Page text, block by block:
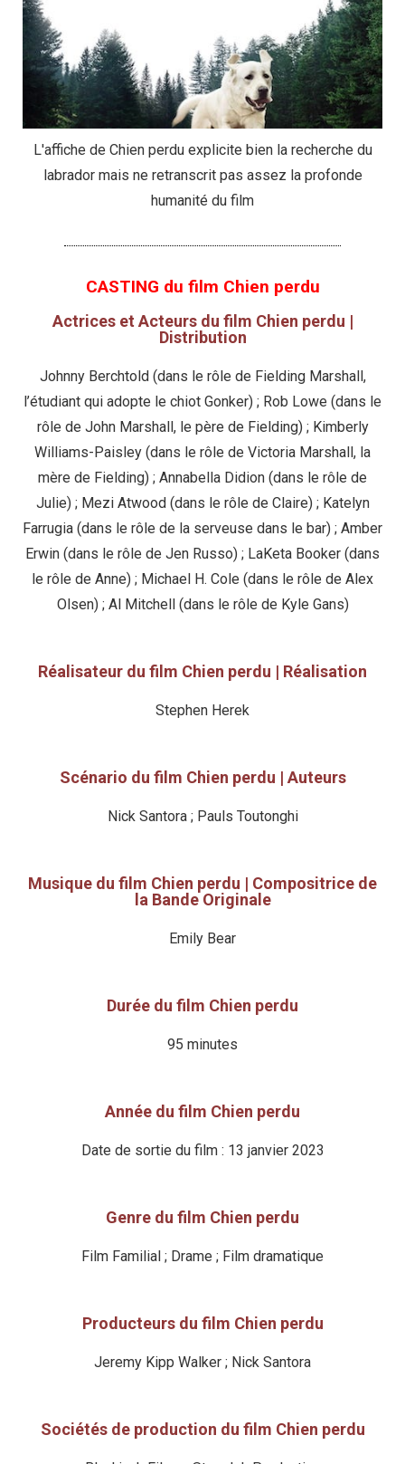
L'affiche de Chien perdu explicite bien la recherche du
labrador mais ne retranscrit pas assez la profonde
humanité du film
CASTING du film Chien perdu
Actrices et Acteurs du film Chien perdu |
Distribution
Johnny Berchtold (dans le rôle de Fielding Marshall,
l’étudiant qui adopte le chiot Gonker) ; Rob Lowe (dans le
rôle de John Marshall, le père de Fielding) ; Kimberly
Williams-Paisley (dans le rôle de Victoria Marshall, la
mère de Fielding) ; Annabella Didion (dans le rôle de
Julie) ; Mezi Atwood (dans le rôle de Claire) ; Katelyn
Farrugia (dans le rôle de la serveuse dans le bar) ; Amber
Erwin (dans le rôle de Jen Russo) ; LaKeta Booker (dans
le rôle de Anne) ; Michael H. Cole (dans le rôle de Alex
Olsen) ; Al Mitchell (dans le rôle de Kyle Gans)
Réalisateur du film Chien perdu | Réalisation
Stephen Herek
Scénario du film Chien perdu | Auteurs
Nick Santora ; Pauls Toutonghi
Musique du film Chien perdu | Compositrice de
la Bande Originale
Emily Bear
Durée du film Chien perdu
95 minutes
Année du film Chien perdu
Date de sortie du film : 13 janvier 2023
Genre du film Chien perdu
Film Familial ; Drame ; Film dramatique
Producteurs du film Chien perdu
Jeremy Kipp Walker ; Nick Santora
Sociétés de production du film Chien perdu